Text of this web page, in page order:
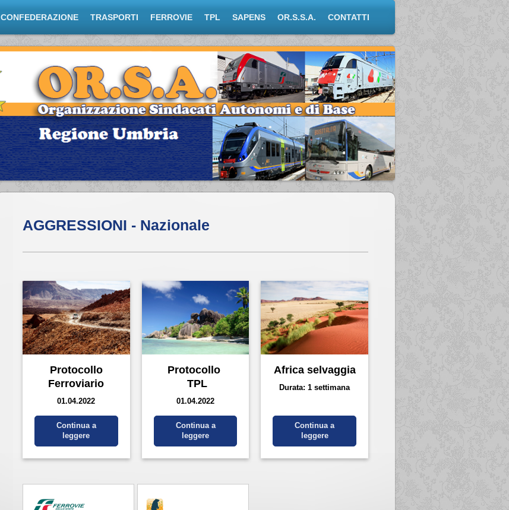
CONFEDERAZIONE TRASPORTI FERROVIE TPL SAPENS OR.S.S.A. CONTATTI
AGGRESSIONI - Nazionale
Protocollo
Ferroviario
01.04.2022
Continua a
leggere
Protocollo
TPL
01.04.2022
Continua a
leggere
Africa selvaggia
Durata: 1 settimana
Continua a
leggere